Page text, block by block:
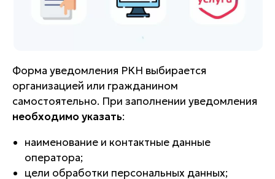
Форма уведомления РКН выбирается
организацией или гражданином
самостоятельно. При заполнении уведомления
необходимо указать:
наименование и контактные данные
оператора;
цели обработки персональных данных;